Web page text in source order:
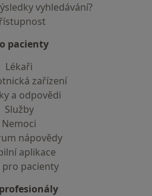
vyhledávání?
pacienty
Lékaři
zařízení
a odpovědi
Služby
Nemoci
nápovědy
aplikace
pro pacienty